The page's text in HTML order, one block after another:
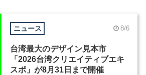
ニュース 8/6
台湾最大のデザイン見本市
「2026台湾クリエイティブエキ
スポ」が8月31日まで開催